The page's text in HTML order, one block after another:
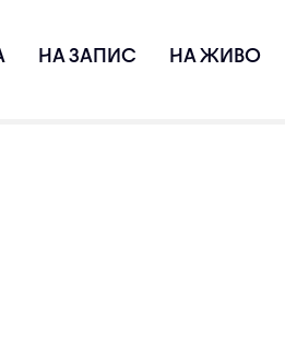
НА ЗАПИС НА ЖИВО